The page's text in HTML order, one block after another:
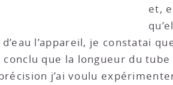
et,
l’appareil, je constatai
que la longueur du
j’ai voulu